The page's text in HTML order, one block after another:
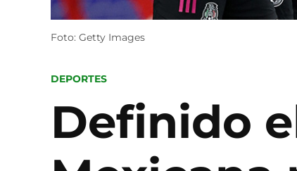
Foto: Getty Images
POSTED
DEPORTES
Definido